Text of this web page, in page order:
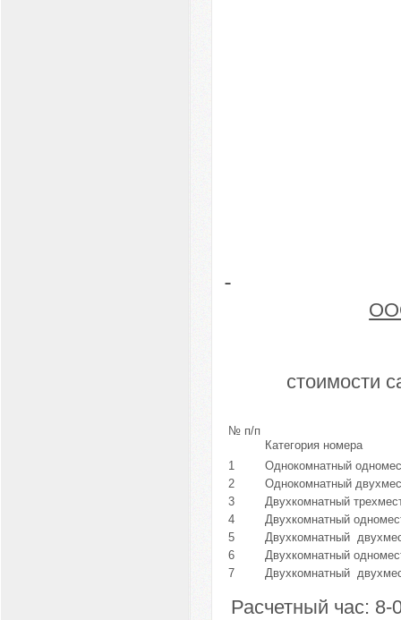
стоимости
№ п/п
Категория номера
1
Однокомнатный
2
Однокомнатный
3
Двухкомнатный
4
Двухкомнатный
5
Двухкомнатный
6
Двухкомнатный
7
Двухкомнатный
Расчетный час: 8-